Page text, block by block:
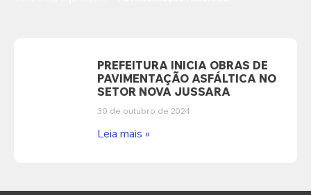
PREFEITURA INICIA OBRAS DE
PAVIMENTAÇÃO ASFÁLTICA NO
SETOR NOVA JUSSARA
30 de outubro de 2024
Leia mais »